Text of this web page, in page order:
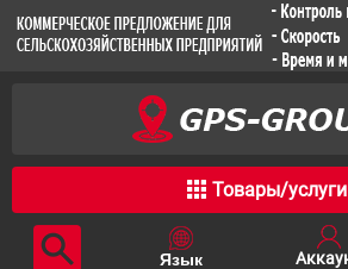
Товары/услуги